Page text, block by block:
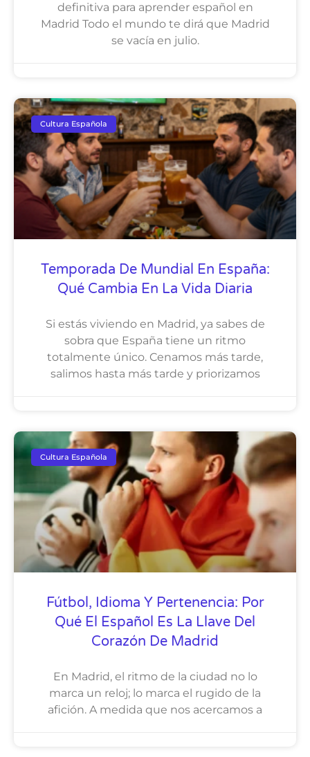
definitiva para aprender español en
Madrid Todo el mundo te dirá que Madrid
se vacía en julio.
Cultura Española
Temporada De Mundial En España:
Qué Cambia En La Vida Diaria
Si estás viviendo en Madrid, ya sabes de
sobra que España tiene un ritmo
totalmente único. Cenamos más tarde,
salimos hasta más tarde y priorizamos
Cultura Española
Fútbol, Idioma Y Pertenencia: Por
Qué El Español Es La Llave Del
Corazón De Madrid
En Madrid, el ritmo de la ciudad no lo
marca un reloj; lo marca el rugido de la
afición. A medida que nos acercamos a